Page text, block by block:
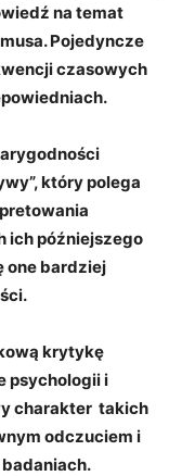
na temat
Pojedyncze
czasowych
który⁤ polega
ich ⁤późniejszego
one⁤ bardziej
krytykę
psychologii⁣ i
charakter ​ takich
odczuciem i​